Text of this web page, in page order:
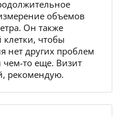
объемов
Он также
клетки, чтобы
нет других проблем
чем-то еще. Визит
рекомендую.